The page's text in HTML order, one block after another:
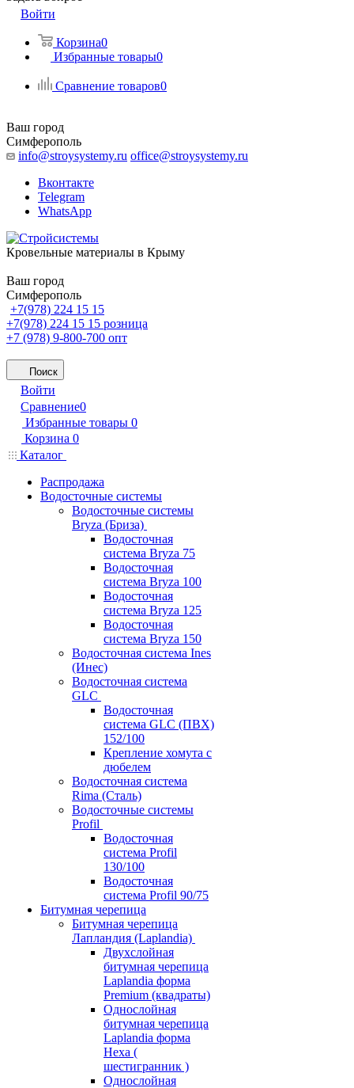
Войти
Корзина0
Избранные товары0
Сравнение товаров0
Ваш город
Симферополь
info@stroysystemy.ru office@stroysystemy.ru
Вконтакте
Telegram
WhatsApp
Кровельные материалы в Крыму
Ваш город
Симферополь
+7(978) 224 15 15
+7(978) 224 15 15 розница
+7 (978) 9-800-700 опт
Поиск
Войти
Сравнение0
Избранные товары 0
Корзина 0
Каталог
Распродажа
Водосточные системы
Водосточные системы
Bryza (Бриза)
Водосточная
система Bryza 75
Водосточная
система Bryza 100
Водосточная
система Bryza 125
Водосточная
система Bryza 150
Водосточная система Ines
(Инес)
Водосточная система
GLC
Водосточная
система GLC (ПВХ)
152/100
Крепление хомута с
дюбелем
Водосточная система
Rima (Сталь)
Водосточные системы
Profil
Водосточная
система Profil
130/100
Водосточная
система Profil 90/75
Битумная черепица
Битумная черепица
Лапландия (Laplandia)
Двухслойная
битумная черепица
Laplandia форма
Premium (квадраты)
Однослойная
битумная черепица
Laplandia форма
Hexa (
шестигранник )
Однослойная